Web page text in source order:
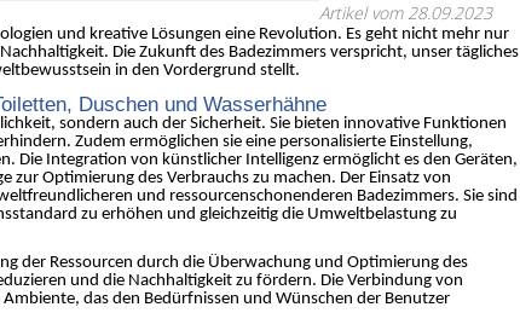
Artikel vom 28.09.2023
und kreative Lösungen eine Revolution. Es geht nicht mehr nur
Die Zukunft des Badezimmers verspricht, unser tägliches
in den Vordergrund stellt.
Duschen und Wasserhähne
sondern auch der Sicherheit. Sie bieten innovative Funktionen
Zudem ermöglichen sie eine personalisierte Einstellung,
Die Integration von künstlicher Intelligenz ermöglicht es den Geräten,
zur Optimierung des Verbrauchs zu machen. Der Einsatz von
und ressourcenschonenderen Badezimmers. Sie sind
zu erhöhen und gleichzeitig die Umweltbelastung zu
der Ressourcen durch die Überwachung und Optimierung des
und die Nachhaltigkeit zu fördern. Die Verbindung von
das den Bedürfnissen und Wünschen der Benutzer